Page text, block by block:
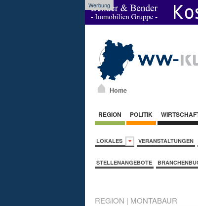
Werbung
Home
REGION POLITIK
LOKALES VERANSTALTUNGEN
STELLENANGEBOTE
REGION | MONTABAUR